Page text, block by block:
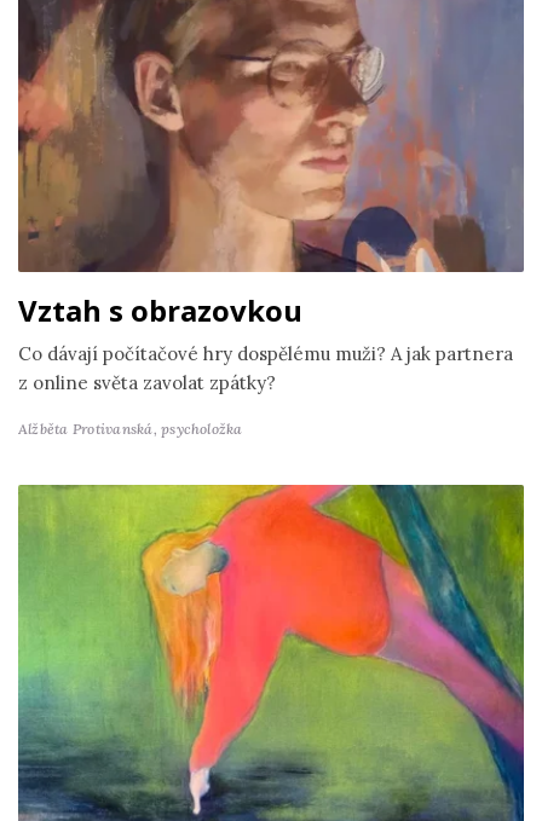
Vztah s obrazovkou
Co dávají počítačové hry dospělému muži? A jak partnera
z online světa zavolat zpátky?
Alžběta Protivanská,psycholožka